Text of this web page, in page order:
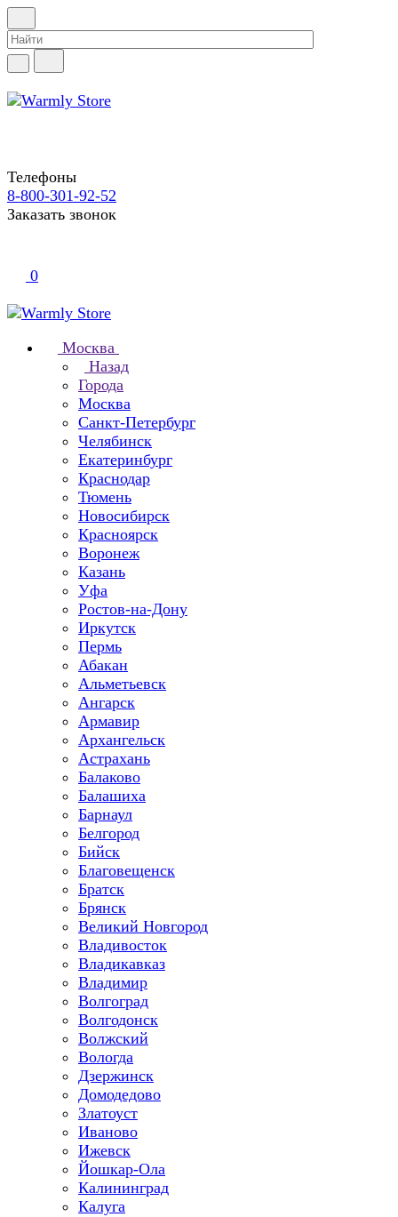
Телефоны
8-800-301-92-52
Заказать звонок
0
Москва
Назад
Города
Москва
Санкт-Петербург
Челябинск
Екатеринбург
Краснодар
Тюмень
Новосибирск
Красноярск
Воронеж
Казань
Уфа
Ростов-на-Дону
Иркутск
Пермь
Абакан
Альметьевск
Ангарск
Армавир
Архангельск
Астрахань
Балаково
Балашиха
Барнаул
Белгород
Бийск
Благовещенск
Братск
Брянск
Великий Новгород
Владивосток
Владикавказ
Владимир
Волгоград
Волгодонск
Волжский
Вологда
Дзержинск
Домодедово
Златоуст
Иваново
Ижевск
Йошкар-Ола
Калининград
Калуга